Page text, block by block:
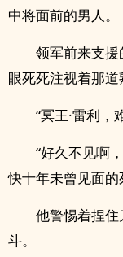
中将面前的男人。
领军前来支
眼死死注视着那道
“冥王·雷利，
“好久不见啊
快十年未曾见面的
他警惕着捏
斗。